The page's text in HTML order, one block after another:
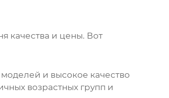
качества и цены. Вот
и высокое качество
возрастных групп и